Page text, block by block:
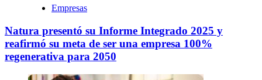
Empresas
Natura presentó su Informe Integrado 2025 y
reafirmó su meta de ser una empresa 100%
regenerativa para 2050